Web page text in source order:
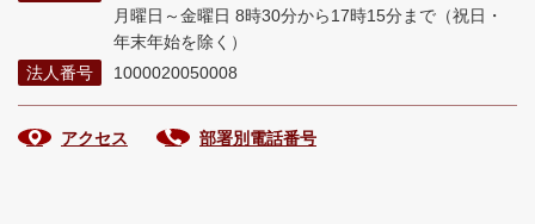
月曜日～金曜日 8時30分から17時15分まで （祝日・
年末年始を除く）
法人番号
1000020050008
アクセス 部署別電話番号